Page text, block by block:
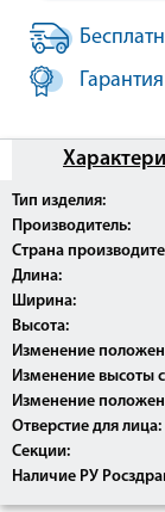
Тип изделия:
Производитель:
Страна
Длина:
Ширина:
Высота:
Изменение
Изменение высоты
Изменение
Отверстие для лица:
Секции:
Наличие РУ